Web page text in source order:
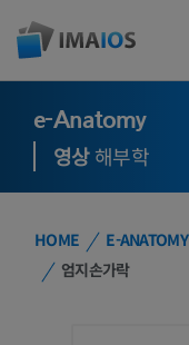
e-Anatomy
영상해부학
HOME E-ANATOMY
엄지손가락